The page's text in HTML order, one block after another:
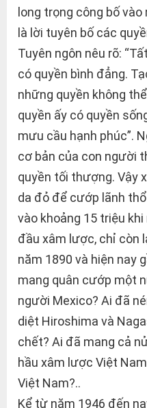
long trọng công bố vào
là lời tuyên bố các
Tuyên ngôn nêu rõ:
có quyền bình đẳng.
những quyền không
quyền ấy có quyền
mưu cầu hạnh phúc”.
cơ bản của con người
quyền tối thượng. Vậy
da đỏ để cướp lãnh
vào khoảng 15 triệu
đầu xâm lược, chỉ còn
năm 1890 và hiện nay
mang quân cướp một
người Mexico? Ai đã
diệt Hiroshima và
chết? Ai đã mang cả
hầu xâm lược Việt
Việt Nam?..
Kể từ năm 1946 đến